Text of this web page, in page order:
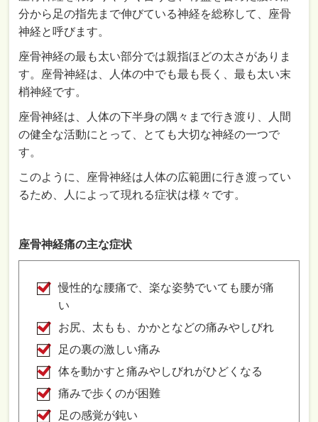
分から足の指先まで伸びている神経を総称して、座骨
神経と呼びます。
座骨神経の最も太い部分では親指ほどの太さがありま
す。座骨神経は、人体の中でも最も長く、最も太い末
梢神経です。
座骨神経は、人体の下半身の隅々まで行き渡り、人間
の健全な活動にとって、とても大切な神経の一つで
す。
このように、座骨神経は人体の広範囲に行き渡ってい
るため、人によって現れる症状は様々です。
座骨神経痛の主な症状
慢性的な腰痛で、楽な姿勢でいても腰が痛
い
お尻、太もも、かかとなどの痛みやしびれ
足の裏の激しい痛み
体を動かすと痛みやしびれがひどくなる
痛みで歩くのが困難
足の感覚が鈍い